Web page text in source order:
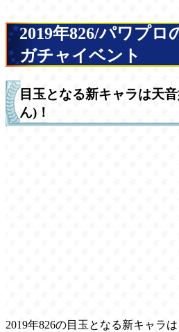
2019年826/パワプロ
ガチャイベント
目玉となる新キャラは天
ん)！
2019年826の目玉となる新キャラは